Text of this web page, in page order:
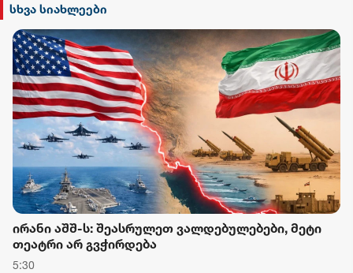
სხვა სიახლეები
ირანი აშშ-ს: შეასრულეთ ვალდებულებები, მეტი
თეატრი არ გვჭირდება
5:30